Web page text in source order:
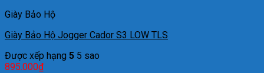
Giày Bảo Hộ
Giày Bảo Hộ Jogger Cador S3 LOW TLS
Được xếp hạng 5 5 sao
895.000₫